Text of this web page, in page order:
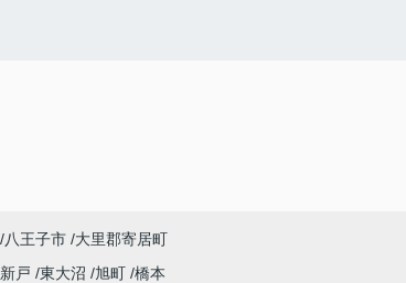
八王子市 大里郡寄居町
新戸 東大沼 旭町 橋本